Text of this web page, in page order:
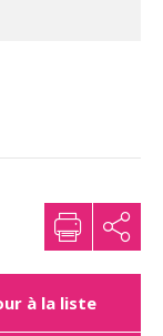
à la liste